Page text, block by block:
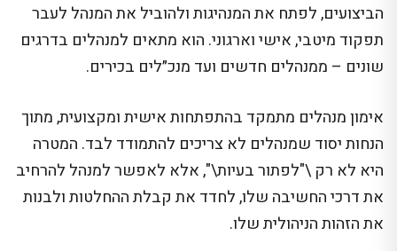
הביצועים, לפתח את המנהיגות ולהוביל את המנהל לעבר
תפקוד מיטבי, אישי וארגוני. הוא מתאים למנהלים בדרגים
שונים – ממנהלים חדשים ועד מנכ״לים בכירים.
אימון מנהלים מתמקד בהתפתחות אישית ומקצועית, מתוך
הנחות יסוד שמנהלים לא צריכים להתמודד לבד. המטרה
היא לא רק \"לפתור בעיות\", אלא לאפשר למנהל להרחיב
את דרכי החשיבה שלו, לחדד את קבלת ההחלטות ולבנות
את הזהות הניהולית שלו.